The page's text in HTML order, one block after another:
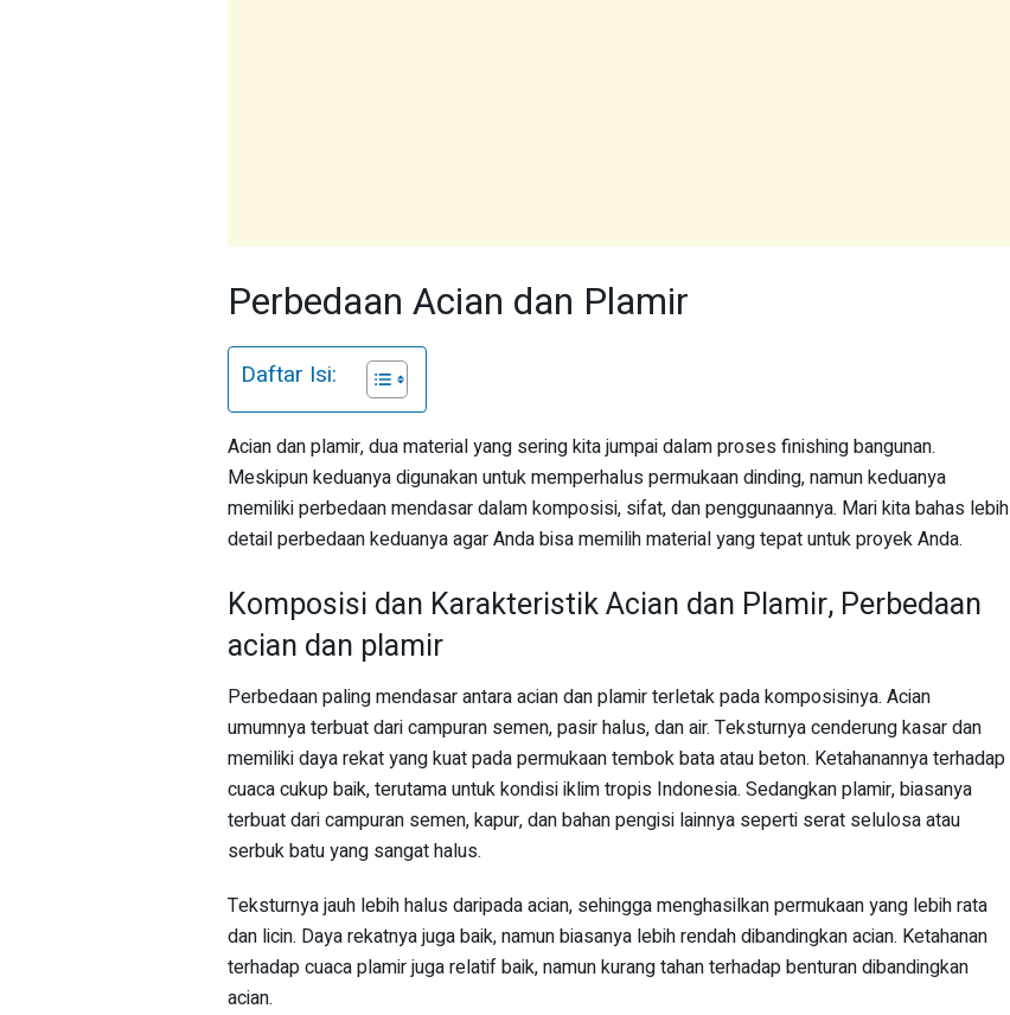
Perbedaan Acian dan Plamir
Daftar Isi:
Acian dan plamir, dua material yang sering kita jumpai dalam proses finishing bangunan.
Meskipun keduanya digunakan untuk memperhalus permukaan dinding, namun keduanya
memiliki perbedaan mendasar dalam komposisi, sifat, dan penggunaannya. Mari kita bahas lebih
detail perbedaan keduanya agar Anda bisa memilih material yang tepat untuk proyek Anda.
Komposisi dan Karakteristik Acian dan Plamir, Perbedaan
acian dan plamir
Perbedaan paling mendasar antara acian dan plamir terletak pada komposisinya. Acian
umumnya terbuat dari campuran semen, pasir halus, dan air. Teksturnya cenderung kasar dan
memiliki daya rekat yang kuat pada permukaan tembok bata atau beton. Ketahanannya terhadap
cuaca cukup baik, terutama untuk kondisi iklim tropis Indonesia. Sedangkan plamir, biasanya
terbuat dari campuran semen, kapur, dan bahan pengisi lainnya seperti serat selulosa atau
serbuk batu yang sangat halus.
Teksturnya jauh lebih halus daripada acian, sehingga menghasilkan permukaan yang lebih rata
dan licin. Daya rekatnya juga baik, namun biasanya lebih rendah dibandingkan acian. Ketahanan
terhadap cuaca plamir juga relatif baik, namun kurang tahan terhadap benturan dibandingkan
acian.